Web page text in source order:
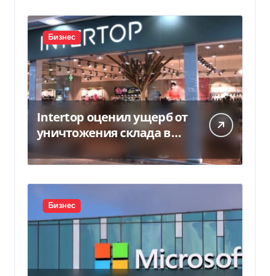
Бизнес
Intertop оценил ущерб от
уничтожения склада в
Бизнес